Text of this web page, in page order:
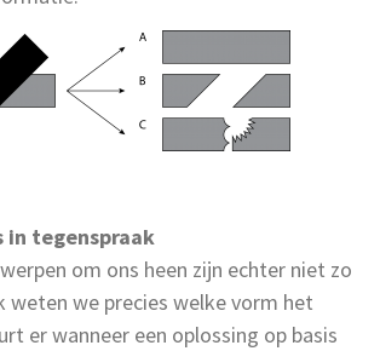
in tegenspraak
om ons heen zijn echter niet zo
weten we precies welke vorm het
er wanneer een oplossing op basis